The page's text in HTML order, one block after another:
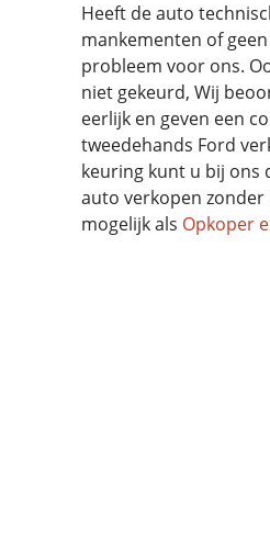
Heeft de auto
mankementen of
probleem voor ons.
niet gekeurd, Wij
eerlijk en geven een
tweedehands Ford
keuring kunt u bij ons
auto verkopen zonder
mogelijk als Opkoper